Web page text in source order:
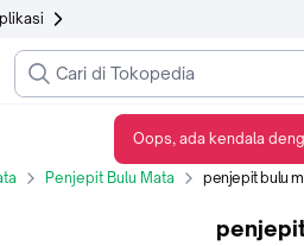
mata , eyelash
Penjepit Bulu Mata penjepit bulu mata ,
Oops, ada kendala